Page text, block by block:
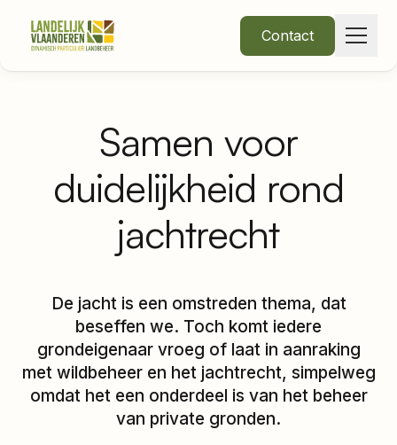
Contact
Word lidInloggen
Samen voor
duidelijkheid rond
jachtrecht
De jacht is een omstreden thema, dat
beseffen we. Toch komt iedere
grondeigenaar vroeg of laat in aanraking
met wildbeheer en het jachtrecht, simpelweg
omdat het een onderdeel is van het beheer
van private gronden.